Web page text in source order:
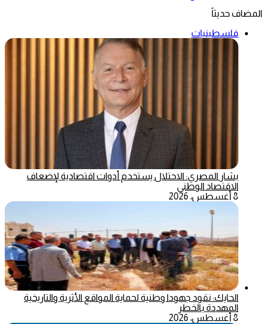
المضاف حديثاً
فلسطينيات
بشار المصري: الاحتلال يستخدم أدوات اقتصادية لإضعاف
الاقتصاد الوطني
8 أغسطس، 2026
الحايك: نقود جهودا وطنية لحماية المواقع الأثرية والتاريخية
المهددة بالخطر
8 أغسطس، 2026